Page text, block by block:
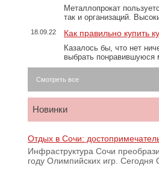
Металлопрокат
так и организаций.
18.09.22 Как правильно купить
Казалось бы, что нет
выбрать
Смотреть все
Новинки
Отдых в Сочи:
Инфраструктура Сочи
году Олимпийских игр.